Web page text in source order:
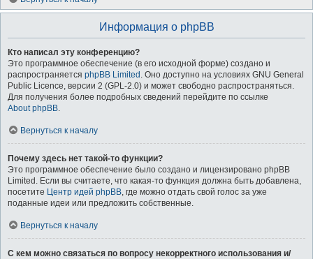
Информация о phpBB
Кто написал эту конференцию?
Это программное обеспечение (в его исходной форме) создано и
распространяется phpBB Limited . Оно доступно на условиях GNU General
Public Licence, версии 2 (GPL-2.0) и может свободно распространяться.
Для получения более подробных сведений перейдите по ссылке
About phpBB.
Вернуться к началу
Почему здесь нет такой-то функции?
Это программное обеспечение было создано и лицензировано phpBB
Limited. Если вы считаете, что какая-то функция должна быть добавлена,
посетите Центр идей phpBB, где можно отдать свой голос за уже
поданные идеи или предложить собственные.
Вернуться к началу
С кем можно связаться по вопросу некорректного использования и/